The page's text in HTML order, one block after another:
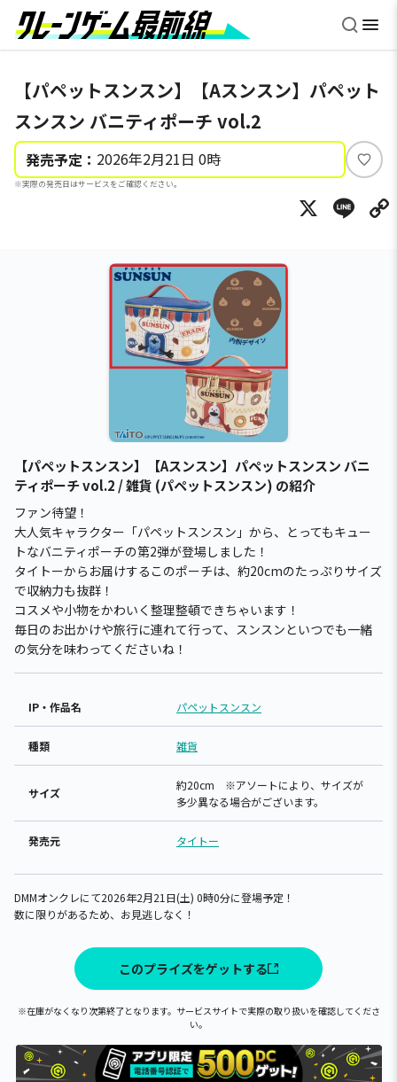
【パペットスンスン】【Aスンスン】パペット
スンスン バニティポーチ vol.2
発売予定： 2026年2月21日 0時
※実際の発売日はサービスをご確認ください。
い
ね
X
【パペットスンスン】【Aスンスン】パペットスンスン バニ
ティポーチ vol.2 / 雑貨 (パペットスンスン) の紹介
ファン待望！
大人気キャラクター「パペットスンスン」から、とってもキュー
トなバニティポーチの第2弾が登場しました！
タイトーからお届けするこのポーチは、約20cmのたっぷりサイズ
で収納力も抜群！
コスメや小物をかわいく整理整頓できちゃいます！
毎日のお出かけや旅行に連れて行って、スンスンといつでも一緒
の気分を味わってくださいね！
IP・作品名 パペットスンスン
種類 雑貨
サイズ
約20cm ※アソートにより、サイズが
多少異なる場合がございます。
発売元 タイトー
DMMオンクレにて2026年2月21日(土) 0時0分に登場予定！
数に限りがあるため、お見逃しなく！
このプライズをゲットする
※在庫がなくなり次第終了となります。サービスサイトで実際の取り扱いを確認してくださ
い。